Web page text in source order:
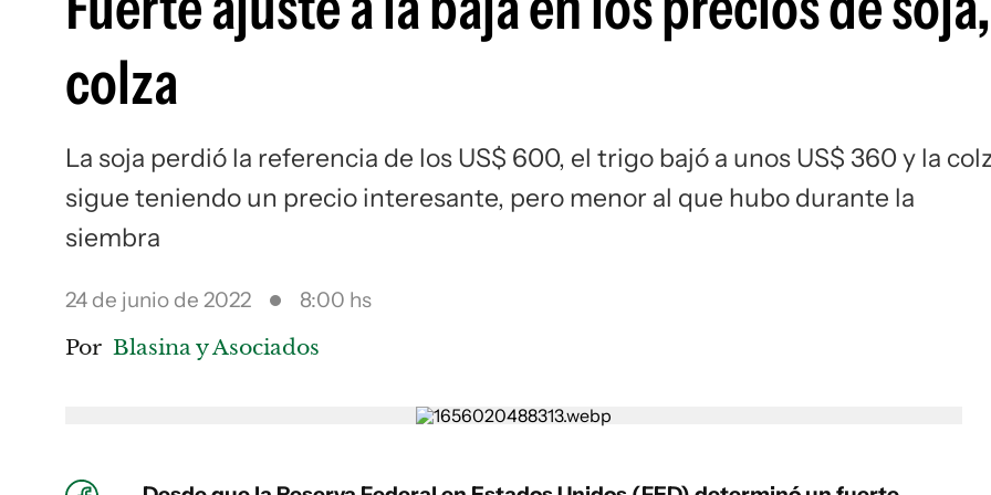
colza
La soja perdió la referencia de los US$ 600, el trigo bajó a unos US$ 360 y la
sigue teniendo un precio interesante, pero menor al que hubo durante la
siembra
24 de junio de 2022 8:00 hs
Por Blasina y Asociados